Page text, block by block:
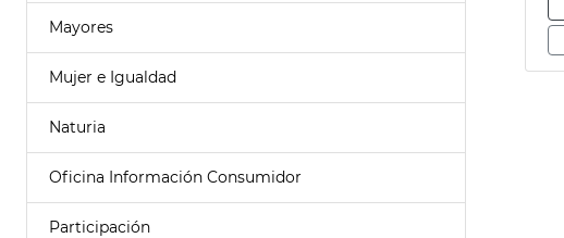
Mayores
Mujer e Igualdad
Naturia
Oficina Información Consumidor
Participación